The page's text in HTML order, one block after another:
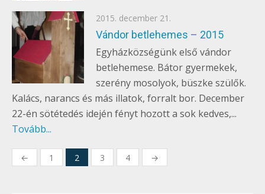
Posted
on
2015. december 21.
Vándor betlehemes – 2015
Egyházközségünk első vándor
betlehemese. Bátor gyermekek,
szerény mosolyok, büszke szülők.
Kalács, narancs és más illatok, forralt bor. December
22-én sötétedés idején fényt hozott a sok kedves,...
Tovább...
Bejegyzések
← 1 2 3 4 →